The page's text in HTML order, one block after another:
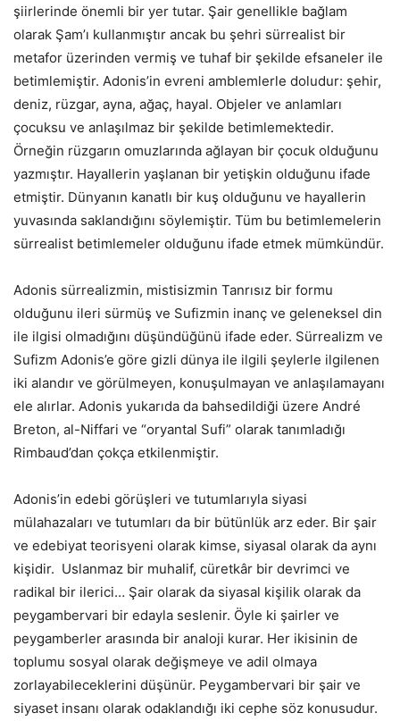
şiirlerinde önemli bir yer tutar. Şair genellikle bağlam
olarak Şam’ı kullanmıştır ancak bu şehri sürrealist bir
metafor üzerinden vermiş ve tuhaf bir şekilde efsaneler ile
betimlemiştir. Adonis’in evreni amblemlerle doludur: şehir,
deniz, rüzgar, ayna, ağaç, hayal. Objeler ve anlamları
çocuksu ve anlaşılmaz bir şekilde betimlemektedir.
Örneğin rüzgarın omuzlarında ağlayan bir çocuk olduğunu
yazmıştır. Hayallerin yaşlanan bir yetişkin olduğunu ifade
etmiştir. Dünyanın kanatlı bir kuş olduğunu ve hayallerin
yuvasında saklandığını söylemiştir. Tüm bu betimlemelerin
sürrealist betimlemeler olduğunu ifade etmek mümkündür.
Adonis sürrealizmin, mistisizmin Tanrısız bir formu
olduğunu ileri sürmüş ve Sufizmin inanç ve geleneksel din
ile ilgisi olmadığını düşündüğünü ifade eder. Sürrealizm ve
Sufizm Adonis’e göre gizli dünya ile ilgili şeylerle ilgilenen
iki alandır ve görülmeyen, konuşulmayan ve anlaşılamayanı
ele alırlar. Adonis yukarıda da bahsedildiği üzere André
Breton, al-Niffari ve “oryantal Sufi” olarak tanımladığı
Rimbaud’dan çokça etkilenmiştir.
Adonis’in edebi görüşleri ve tutumlarıyla siyasi
mülahazaları ve tutumları da bir bütünlük arz eder. Bir şair
ve edebiyat teorisyeni olarak kimse, siyasal olarak da aynı
kişidir. Uslanmaz bir muhalif, cüretkâr bir devrimci ve
radikal bir ilerici… Şair olarak da siyasal kişilik olarak da
peygambervari bir edayla seslenir. Öyle ki şairler ve
peygamberler arasında bir analoji kurar. Her ikisinin de
toplumu sosyal olarak değişmeye ve adil olmaya
zorlayabileceklerini düşünür. Peygambervari bir şair ve
siyaset insanı olarak odaklandığı iki cephe söz konusudur.